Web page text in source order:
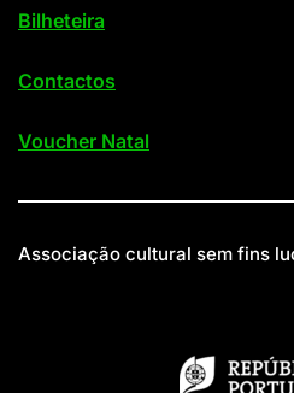
Bilheteira
Contactos
Voucher Natal
Associação cultural sem fins